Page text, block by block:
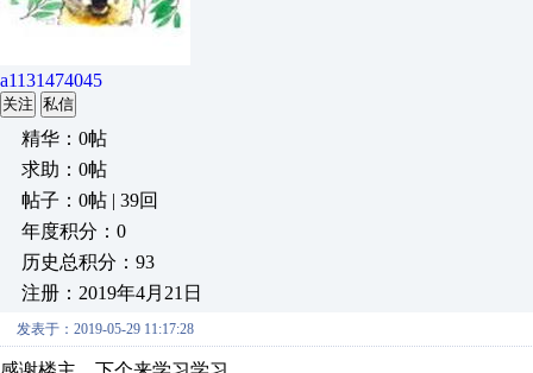
a1131474045
关注 私信
精华：0帖
求助：0帖
帖子：0帖 | 39回
年度积分：0
历史总积分：93
注册：2019年4月21日
发表于：2019-05-29 11:17:28